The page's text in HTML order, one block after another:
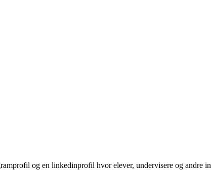
og en linkedinprofil hvor elever, undervisere og andre